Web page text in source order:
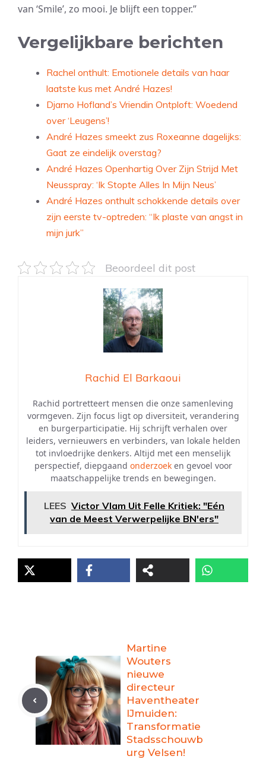
van ‘Smile’, zo mooi. Je blijft een topper.”
Vergelijkbare berichten
Rachel onthult: Emotionele details van haar
laatste kus met André Hazes!
Djarno Hofland’s Vriendin Ontploft: Woedend
over ‘Leugens’!
André Hazes smeekt zus Roxeanne dagelijks:
Gaat ze eindelijk overstag?
André Hazes Openhartig Over Zijn Strijd Met
Neusspray: ‘Ik Stopte Alles In Mijn Neus’
André Hazes onthult schokkende details over
zijn eerste tv-optreden: “Ik plaste van angst in
mijn jurk”
Beoordeel dit post
Rachid El Barkaoui
Rachid portretteert mensen die onze samenleving
vormgeven. Zijn focus ligt op diversiteit, verandering
en burgerparticipatie. Hij schrijft verhalen over
leiders, vernieuwers en verbinders, van lokale helden
tot invloedrijke denkers. Altijd met een menselijk
perspectief, diepgaand onderzoeken gevoel voor
maatschappelijke trends en bewegingen.
LEES Victor Vlam Uit Felle Kritiek: "Eén
van de Meest Verwerpelijke BN'ers"
Martine
Wouters
nieuwe
directeur
Haventheater
IJmuiden:
Transformatie
Stadsschouwb
urg Velsen!